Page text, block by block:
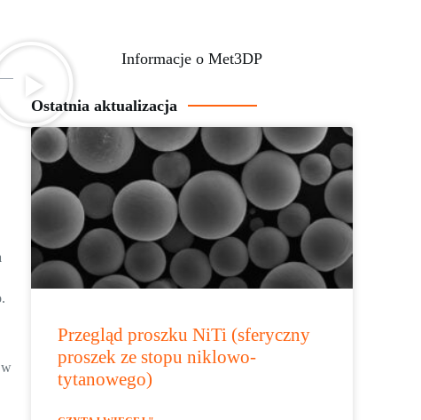
Informacje o Met3DP
Ostatnia aktualizacja
Przegląd proszku NiTi (sferyczny
proszek ze stopu niklowo-
tytanowego)